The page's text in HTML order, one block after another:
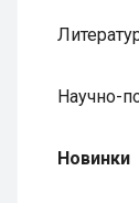
Научно-
Новинки